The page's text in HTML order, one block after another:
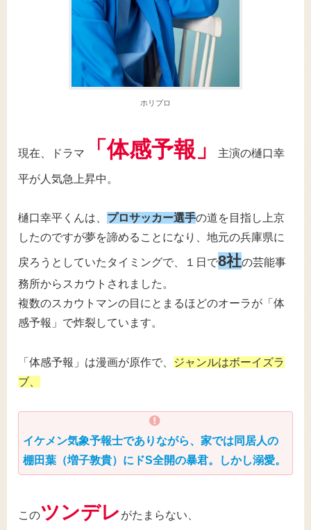
ホリプロ
現在、ドラマ 「体感予報」 主演の樋口幸
平が人気急上昇中。
樋口幸平くんは、 プロサッカー選手の道を目指し上京
したのですが夢を諦めることになり、地元の兵庫県に
戻ろうとしていたタイミングで、１日で8社の芸能事
務所からスカウトされました。
複数のスカウトマンの目にとまるほどのオーラが「体
感予報」で炸裂しています。
「体感予報」は漫画が原作で、
ジャンルはボーイズラ
ブ、
イケメン気象予報士でありながら、家では同居人の
棚田葉（増子敦貴）にドS全開の暴君。しかし溺愛。
このツンデレ がたまらない、